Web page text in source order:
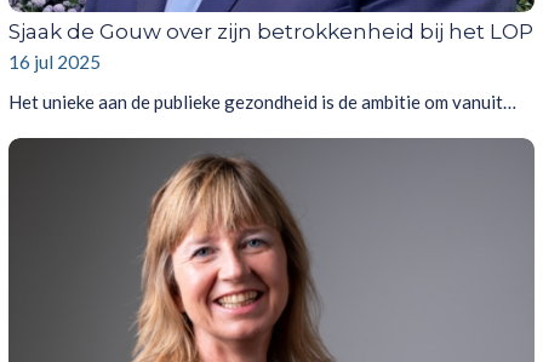
Sjaak de Gouw over zijn betrokkenheid bij het LOP
16 jul 2025
Het unieke aan de publieke gezondheid is de ambitie om vanuit…